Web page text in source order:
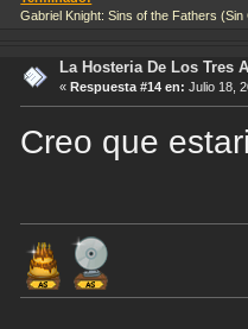
Gabriel Knight: Sins of the Fathers (Sin
La Hosteria De Los Tres
« Respuesta #14 en: Julio 18,
Creo que